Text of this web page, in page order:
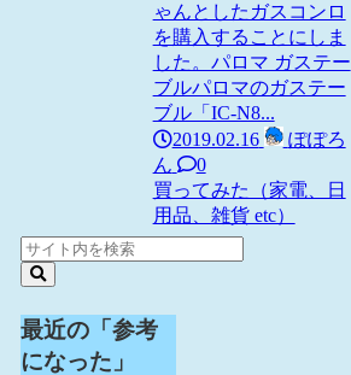
ゃんとしたガスコンロ
を購入することにしま
した。パロマ ガステー
ブルパロマのガステー
ブル「IC-N8...
2019.02.16
ぽぽろ
ん
0
買ってみた（家電、日
用品、雑貨 etc）
最近の「参考
になった」